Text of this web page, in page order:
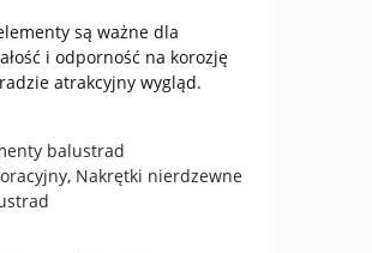
są ważne dla
i odporność na korozję
atrakcyjny wygląd.
balustrad
, Nakrętki nierdzewne